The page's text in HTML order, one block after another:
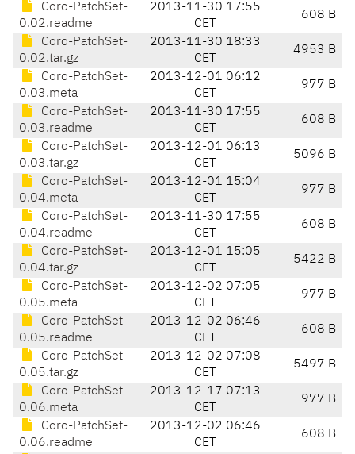
Coro-PatchSet-
0.02.readme
2013-11-30 17:55
CET
608 B
Coro-PatchSet-
0.02.tar.gz
2013-11-30 18:33
CET
4953 B
Coro-PatchSet-
0.03.meta
2013-12-01 06:12
CET
977 B
Coro-PatchSet-
0.03.readme
2013-11-30 17:55
CET
608 B
Coro-PatchSet-
0.03.tar.gz
2013-12-01 06:13
CET
5096 B
Coro-PatchSet-
0.04.meta
2013-12-01 15:04
CET
977 B
Coro-PatchSet-
0.04.readme
2013-11-30 17:55
CET
608 B
Coro-PatchSet-
0.04.tar.gz
2013-12-01 15:05
CET
5422 B
Coro-PatchSet-
0.05.meta
2013-12-02 07:05
CET
977 B
Coro-PatchSet-
0.05.readme
2013-12-02 06:46
CET
608 B
Coro-PatchSet-
0.05.tar.gz
2013-12-02 07:08
CET
5497 B
Coro-PatchSet-
0.06.meta
2013-12-17 07:13
CET
977 B
Coro-PatchSet-
0.06.readme
2013-12-02 06:46
CET
608 B